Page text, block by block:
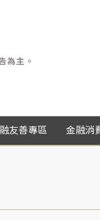
為主。
友善專區 金融消